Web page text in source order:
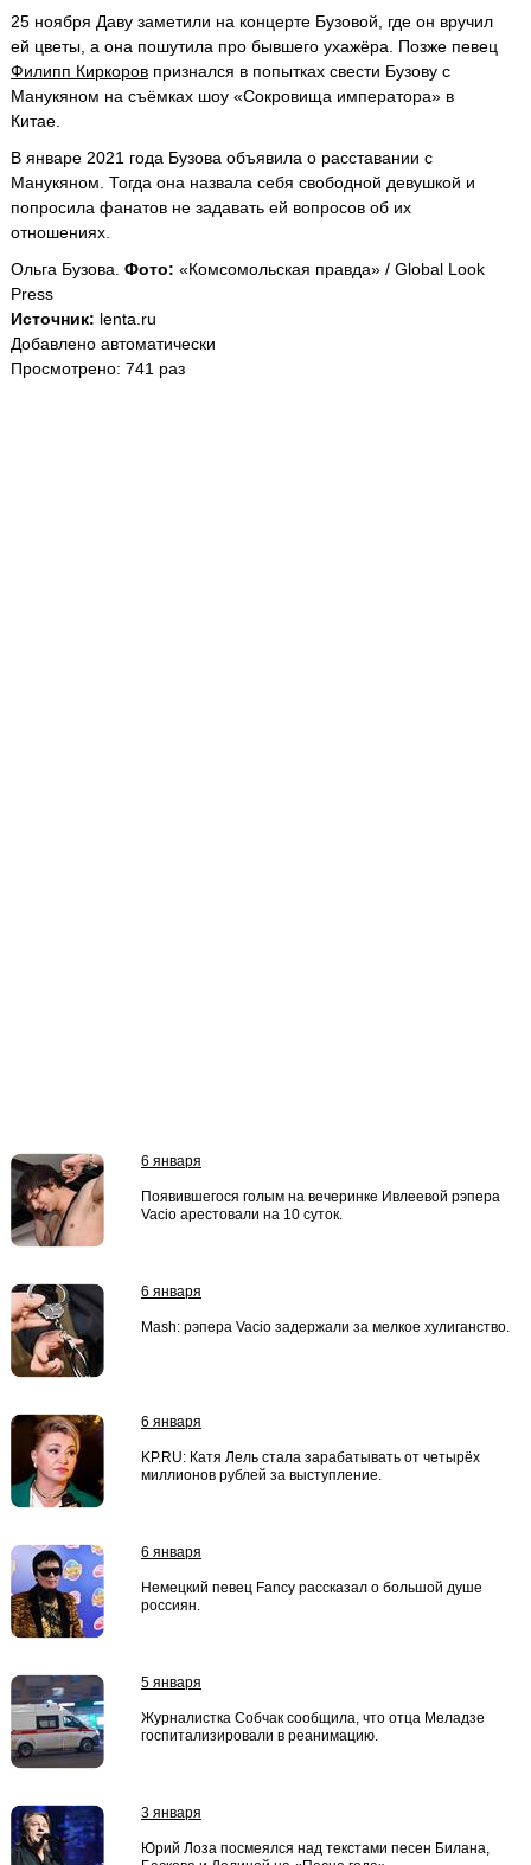
25 ноября Даву заметили на концерте Бузовой, где он вручил
ей цветы, а она пошутила про бывшего ухажёра. Позже певец
Филипп Киркоров признался в попытках свести Бузову с
Манукяном на съёмках шоу «Сокровища императора» в
Китае.
В январе 2021 года Бузова объявила о расставании с
Манукяном. Тогда она назвала себя свободной девушкой и
попросила фанатов не задавать ей вопросов об их
отношениях.
Ольга Бузова. Фото: «Комсомольская правда» / Global Look
Press
Источник: lenta.ru
Добавлено автоматически
Просмотрено: 741 раз
6 января
Появившегося голым на вечеринке Ивлеевой рэпера
Vacio арестовали на 10 суток.
6 января
Mash: рэпера Vacio задержали за мелкое хулиганство.
6 января
KP.RU: Катя Лель стала зарабатывать от четырёх
миллионов рублей за выступление.
6 января
Немецкий певец Fancy рассказал о большой душе
россиян.
5 января
Журналистка Собчак сообщила, что отца Меладзе
госпитализировали в реанимацию.
3 января
Юрий Лоза посмеялся над текстами песен Билана,